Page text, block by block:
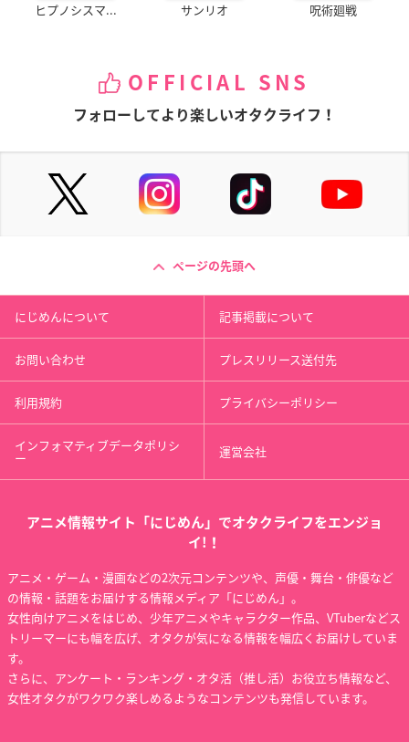
ヒプノシスマ... サンリオ 呪術廻戦
OFFICIAL SNS
フォローしてより楽しいオタクライフ！
ページの先頭へ
にじめんについて 記事掲載について
お問い合わせ プレスリリース送付先
利用規約 プライバシーポリシー
インフォマティブデータポリシ
ー 運営会社
アニメ情報サイト「にじめん」でオタクライフをエンジョ
イ!！
アニメ・ゲーム・漫画などの2次元コンテンツや、声優・舞台・俳優など
の情報・話題をお届けする情報メディア「にじめん」。
女性向けアニメをはじめ、少年アニメやキャラクター作品、VTuberなどス
トリーマーにも幅を広げ、オタクが気になる情報を幅広くお届けしていま
す。
さらに、アンケート・ランキング・オタ活（推し活）お役立ち情報など、
女性オタクがワクワク楽しめるようなコンテンツも発信しています。